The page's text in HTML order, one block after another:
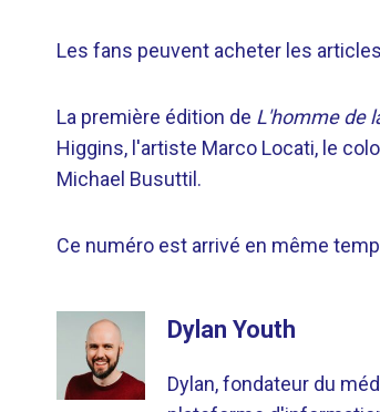
Les fans peuvent acheter les
La première édition de L'homme de
Higgins, l'artiste Marco Locati, le
Michael Busuttil.
Ce numéro est arrivé en même
Dylan Youth
Dylan, fondateur du